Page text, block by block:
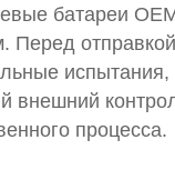
батареи
Перед
испытания,
внешний
процесса.